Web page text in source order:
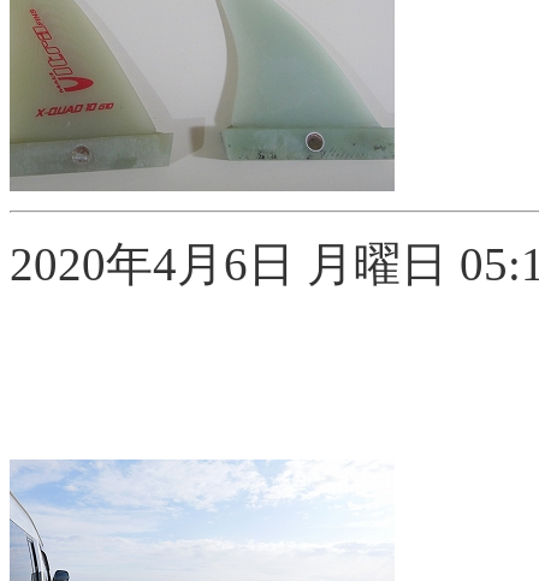
2020年4月6日 月曜日